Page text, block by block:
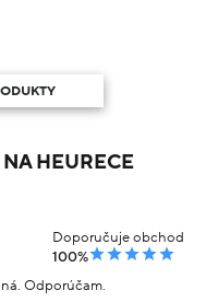
HEURECE
Doporučuje obchod
100%
Odporúčam.